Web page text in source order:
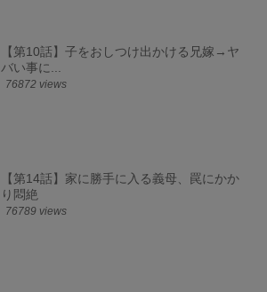
【第10話】子をおしつけ出かける兄嫁→ヤ
バい事に...
76872 views
【第14話】家に勝手に入る義母、罠にかか
り悶絶
76789 views